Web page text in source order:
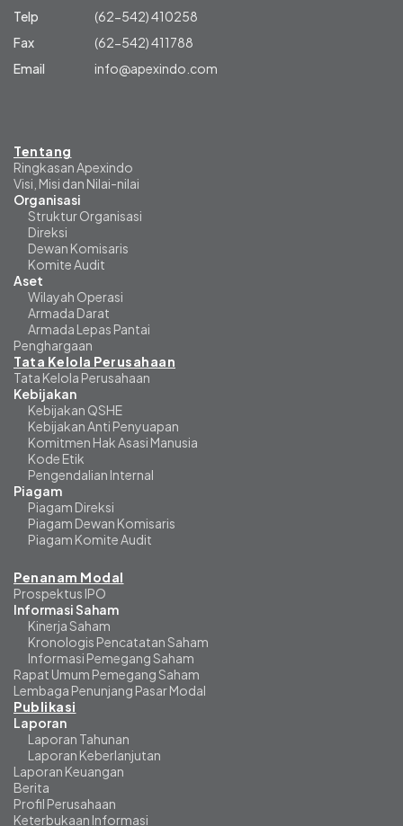
Telp
(62-542) 410258
Fax
(62-542) 411788
Email
info@apexindo.com
Tentang
Ringkasan Apexindo
Visi, Misi dan Nilai-nilai
Organisasi
Struktur Organisasi
Direksi
Dewan Komisaris
Komite Audit
Aset
Wilayah Operasi
Armada Darat
Armada Lepas Pantai
Penghargaan
Tata Kelola Perusahaan
Tata Kelola Perusahaan
Kebijakan
Kebijakan QSHE
Kebijakan Anti Penyuapan
Komitmen Hak Asasi Manusia
Kode Etik
Pengendalian Internal
Piagam
Piagam Direksi
Piagam Dewan Komisaris
Piagam Komite Audit
Penanam Modal
Prospektus IPO
Informasi Saham
Kinerja Saham
Kronologis Pencatatan Saham
Informasi Pemegang Saham
Rapat Umum Pemegang Saham
Lembaga Penunjang Pasar Modal
Publikasi
Laporan
Laporan Tahunan
Laporan Keberlanjutan
Laporan Keuangan
Berita
Profil Perusahaan
Keterbukaan Informasi